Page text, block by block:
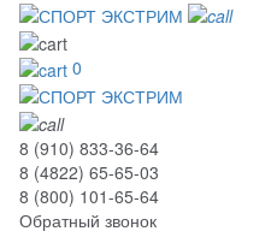
0
8 (910) 833-36-64
8 (4822) 65-65-03
8 (800) 101-65-64
Обратный звонок